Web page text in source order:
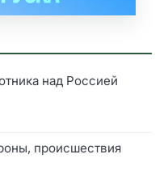
над Россией
происшествия